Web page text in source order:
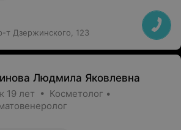
т Дзержинского, 123
Людмила Яковлевна
19 лет • Косметолог •